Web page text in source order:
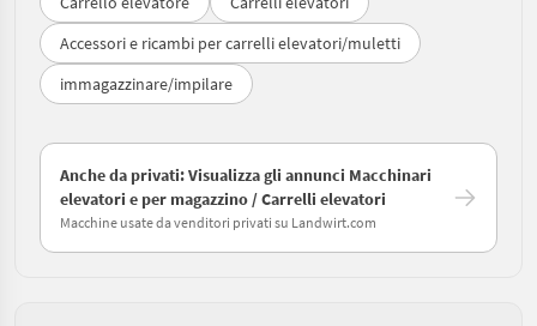
Accessori e ricambi per carrelli elevatori/muletti
immagazzinare/impilare
Anche da privati: Visualizza gli annunci Macchinari
elevatori e per magazzino / Carrelli elevatori
Macchine usate da venditori privati su Landwirt.com